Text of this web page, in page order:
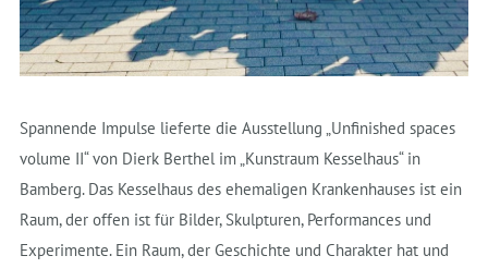
Spannende Impulse lieferte die Ausstellung „Unfinished spaces
volume II“ von Dierk Berthel im „Kunstraum Kesselhaus“ in
Bamberg. Das Kesselhaus des ehemaligen Krankenhauses ist ein
Raum, der offen ist für Bilder, Skulpturen, Performances und
Experimente. Ein Raum, der Geschichte und Charakter hat und